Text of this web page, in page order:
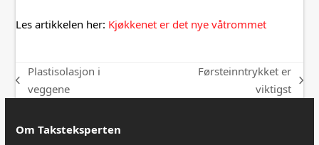
Les artikkelen her: Kjøkkenet er det nye våtrommet
previous
Plastisolasjon i
veggene
Førsteinntrykket er
viktigst
Om Taksteksperten